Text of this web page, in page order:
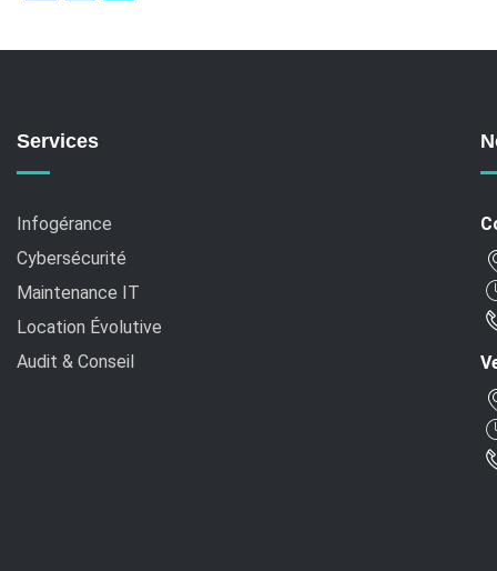
Services
Infogérance
Cybersécurité
Maintenance IT
Location Évolutive
Audit & Conseil